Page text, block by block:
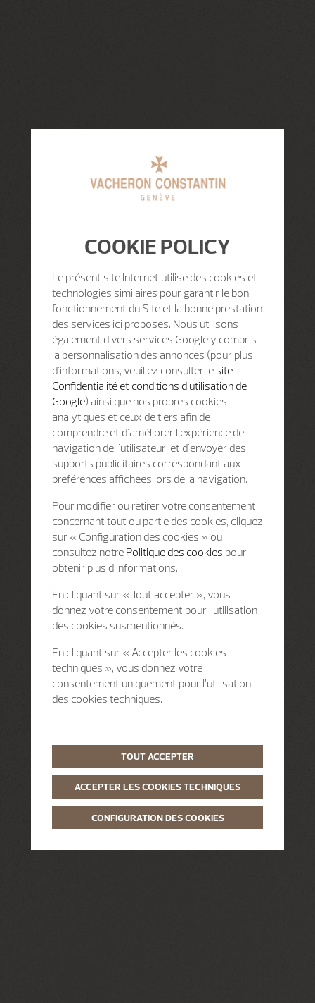
COOKIE POLICY
Le présent site Internet utilise des cookies et
technologies similaires pour garantir le bon
fonctionnement du Site et la bonne prestation
des services ici proposes. Nous utilisons
également divers services Google y compris
la personnalisation des annonces (pour plus
d'informations, veuillez consulter le site
Confidentialité et conditions d'utilisation de
Google) ainsi que nos propres cookies
analytiques et ceux de tiers afin de
comprendre et d'améliorer l'expérience de
navigation de l'utilisateur, et d'envoyer des
supports publicitaires correspondant aux
préférences affichées lors de la navigation.
Pour modifier ou retirer votre consentement
concernant tout ou partie des cookies, cliquez
sur « Configuration des cookies » ou
consultez notre Politique des cookies pour
obtenir plus d’informations.
En cliquant sur « Tout accepter », vous
donnez votre consentement pour l’utilisation
des cookies susmentionnés.
En cliquant sur « Accepter les cookies
techniques », vous donnez votre
consentement uniquement pour l’utilisation
des cookies techniques.
TOUT ACCEPTER
ACCEPTER LES COOKIES TECHNIQUES
CONFIGURATION DES COOKIES